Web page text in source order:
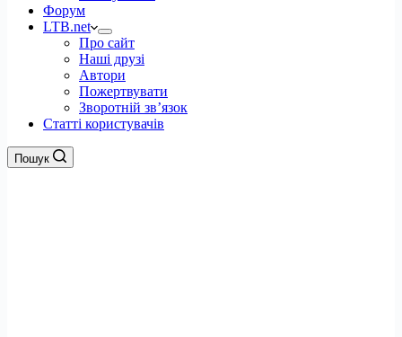
Форум
LTB.net
Про сайт
Наші друзі
Автори
Пожертвувати
Зворотній зв’язок
Статті користувачів
Пошук